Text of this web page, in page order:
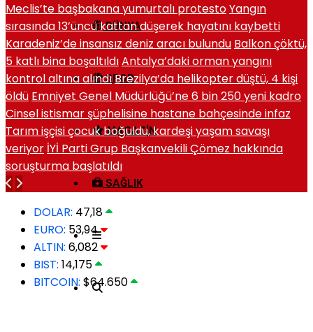
DÜNYA
SPOR
MAGAZIN
SAĞLIK
Meclis’te başbakana yumurtalı protestoYangın
sırasında 13’üncü kattan düşerek hayatını kaybetti
Karadeniz’de insansız deniz aracı bulundu Balkon çöktü,
5 katlı bina boşaltıldıAntalya’daki orman yangını
kontrol altına alındıBrezilya’da helikopter düştü, 4 kişi
öldü Emniyet Genel Müdürlüğü’ne 6 bin 250 yeni kadro
Cinsel istismar şüphelisine hastane bahçesinde infaz
Tarım işçisi çocuk boğuldu, kardeşi yaşam savaşı
veriyor İYİ Parti Grup Başkanvekili Çömez hakkında
soruşturma başlatıldı
DOLAR: 47,18
EURO: 53,94
ALTIN: 6,082
BIST: 14,175
BITCOIN: $64.650